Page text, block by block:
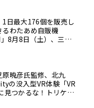
1日最大176個を販売し
わたあめ自販機
」8月8日（土）、三重
ール津南に設置。
原暁彦氏監修、北九
の没入型VR体験「VR
見つかるな！トリケラ
ョン」の制作を往来